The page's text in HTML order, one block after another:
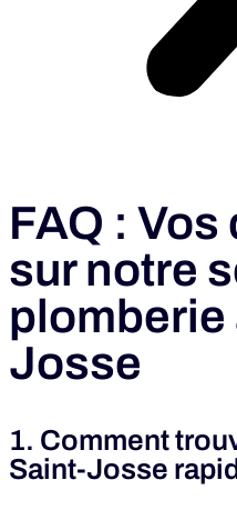
FAQ :
sur notre
plomberie
Josse
1. Comment
Saint-Josse